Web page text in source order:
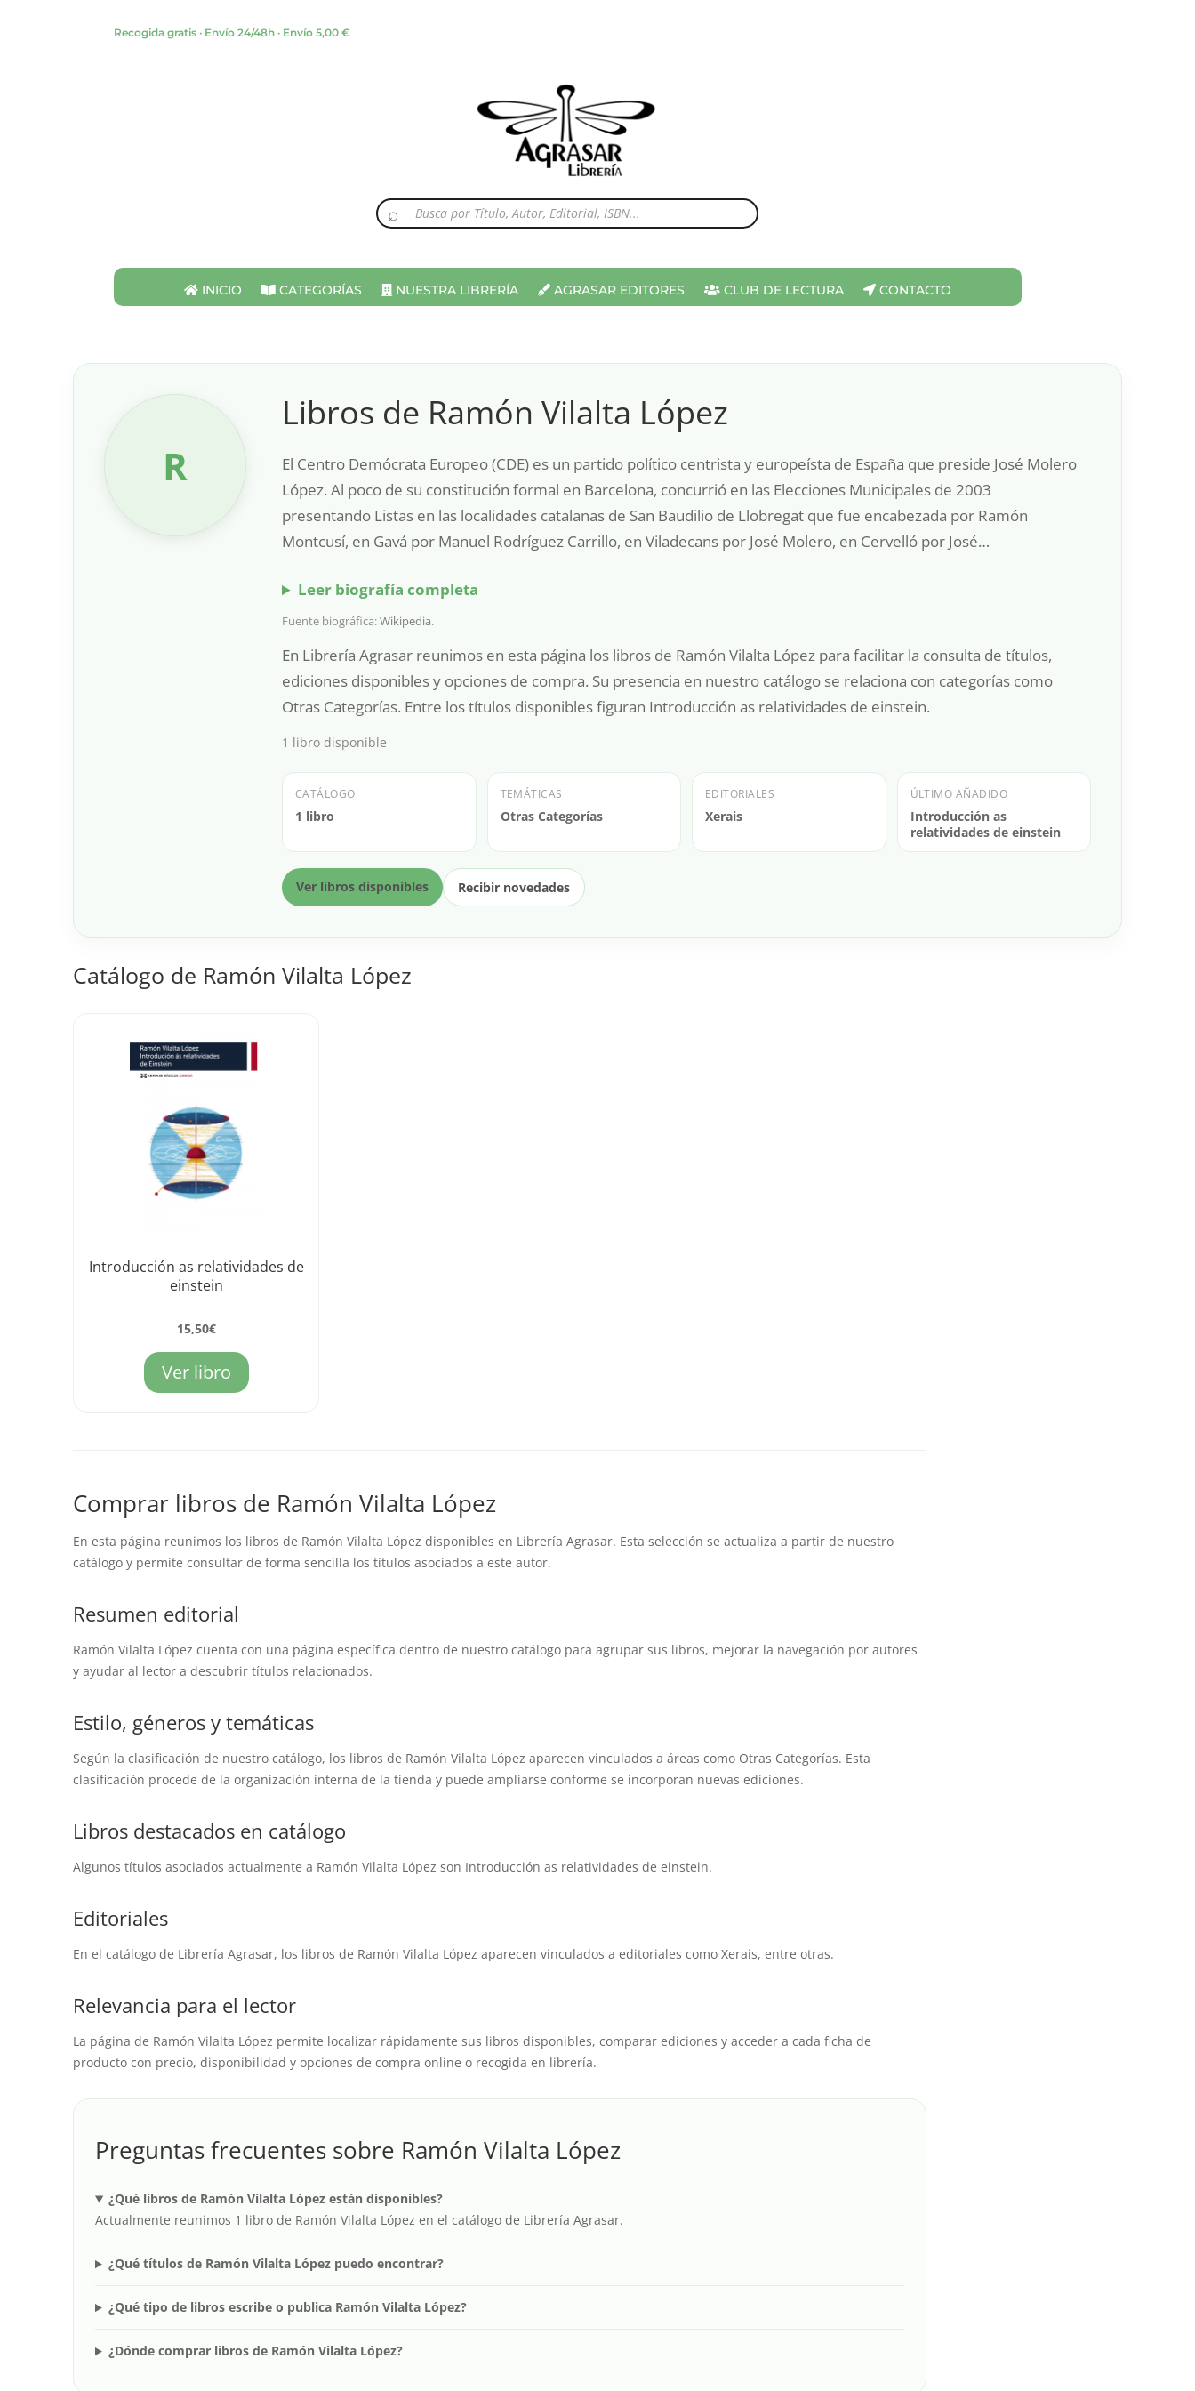
Recogida gratis · Envío 24/48h · Envío 5,00 €
⌕
INICIO CATEGORÍAS NUESTRA LIBRERÍA AGRASAR EDITORES CLUB DE LECTURA CONTACTO
R
Libros de Ramón Vilalta López
El Centro Demócrata Europeo (CDE) es un partido político centrista y europeísta de España que preside José Molero
López. Al poco de su constitución formal en Barcelona, concurrió en las Elecciones Municipales de 2003
presentando Listas en las localidades catalanas de San Baudilio de Llobregat que fue encabezada por Ramón
Montcusí, en Gavá por Manuel Rodríguez Carrillo, en Viladecans por José Molero, en Cervelló por José…
Leer biografía completa
Fuente biográfica:Wikipedia.
En Librería Agrasar reunimos en esta página los libros de Ramón Vilalta López para facilitar la consulta de títulos,
ediciones disponibles y opciones de compra. Su presencia en nuestro catálogo se relaciona con categorías como
Otras Categorías. Entre los títulos disponibles figuran Introducción as relatividades de einstein.
1 libro disponible
CATÁLOGO
1 libro
TEMÁTICAS
Otras Categorías
EDITORIALES
Xerais
ÚLTIMO AÑADIDO
Introducción as
relatividades de einstein
Ver libros disponibles Recibir novedades
Catálogo de Ramón Vilalta López
Introducción as relatividades de
einstein
15,50€
Ver libro
Comprar libros de Ramón Vilalta López
En esta página reunimos los libros de Ramón Vilalta López disponibles en Librería Agrasar. Esta selección se actualiza a partir de nuestro
catálogo y permite consultar de forma sencilla los títulos asociados a este autor.
Resumen editorial
Ramón Vilalta López cuenta con una página específica dentro de nuestro catálogo para agrupar sus libros, mejorar la navegación por autores
y ayudar al lector a descubrir títulos relacionados.
Estilo, géneros y temáticas
Según la clasificación de nuestro catálogo, los libros de Ramón Vilalta López aparecen vinculados a áreas como Otras Categorías. Esta
clasificación procede de la organización interna de la tienda y puede ampliarse conforme se incorporan nuevas ediciones.
Libros destacados en catálogo
Algunos títulos asociados actualmente a Ramón Vilalta López son Introducción as relatividades de einstein.
Editoriales
En el catálogo de Librería Agrasar, los libros de Ramón Vilalta López aparecen vinculados a editoriales como Xerais, entre otras.
Relevancia para el lector
La página de Ramón Vilalta López permite localizar rápidamente sus libros disponibles, comparar ediciones y acceder a cada ficha de
producto con precio, disponibilidad y opciones de compra online o recogida en librería.
Preguntas frecuentes sobre Ramón Vilalta López
¿Qué libros de Ramón Vilalta López están disponibles?
Actualmente reunimos 1 libro de Ramón Vilalta López en el catálogo de Librería Agrasar.
¿Qué títulos de Ramón Vilalta López puedo encontrar?
¿Qué tipo de libros escribe o publica Ramón Vilalta López?
¿Dónde comprar libros de Ramón Vilalta López?